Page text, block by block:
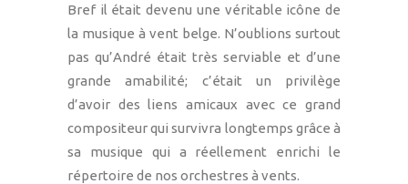
Bref il était devenu une véritable icône de
la musique à vent belge. N’oublions surtout
pas qu’André était très serviable et d’une
grande amabilité; c’était un privilège
d’avoir des liens amicaux avec ce grand
compositeur qui survivra longtemps grâce à
sa musique qui a réellement enrichi le
répertoire de nos orchestres à vents.